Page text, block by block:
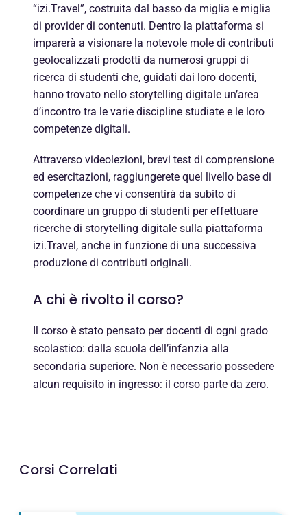
“izi.Travel”, costruita dal basso da miglia e miglia
di provider di contenuti. Dentro la piattaforma si
imparerà a visionare la notevole mole di contributi
geolocalizzati prodotti da numerosi gruppi di
ricerca di studenti che, guidati dai loro docenti,
hanno trovato nello storytelling digitale un’area
d’incontro tra le varie discipline studiate e le loro
competenze digitali.
Attraverso videolezioni, brevi test di comprensione
ed esercitazioni, raggiungerete quel livello base di
competenze che vi consentirà da subito di
coordinare un gruppo di studenti per effettuare
ricerche di storytelling digitale sulla piattaforma
izi.Travel, anche in funzione di una successiva
produzione di contributi originali.
A chi è rivolto il corso?
Il corso è stato pensato per docenti di ogni grado
scolastico: dalla scuola dell’infanzia alla
secondaria superiore. Non è necessario possedere
alcun requisito in ingresso: il corso parte da zero.
Corsi Correlati